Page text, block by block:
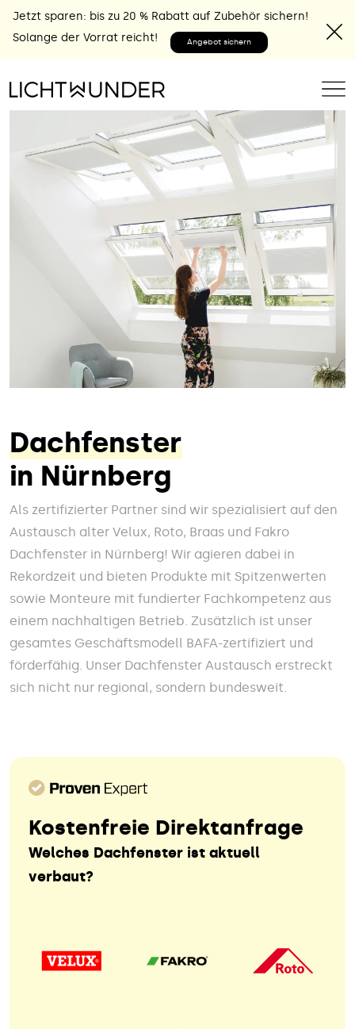
Jetzt sparen: bis zu 20 % Rabatt auf Zubehör sichern!
Solange der Vorrat reicht!
Angebot sichern
Dachfenster
in Nürnberg
Als zertifizierter Partner sind wir spezialisiert auf den
Austausch alter Velux, Roto, Braas und Fakro
Dachfenster in Nürnberg! Wir agieren dabei in
Rekordzeit und bieten Produkte mit Spitzenwerten
sowie Monteure mit fundierter Fachkompetenz aus
einem nachhaltigen Betrieb. Zusätzlich ist unser
gesamtes Geschäftsmodell BAFA-zertifiziert und
förderfähig. Unser Dachfenster Austausch erstreckt
sich nicht nur regional, sondern bundesweit.
Kostenfreie Direktanfrage
Welches Dachfenster ist aktuell
verbaut?